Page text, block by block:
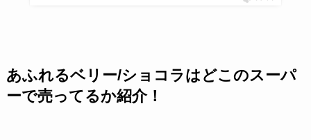
あふれるベリー/ショコラはどこのスーパ
ーで売ってるか紹介！